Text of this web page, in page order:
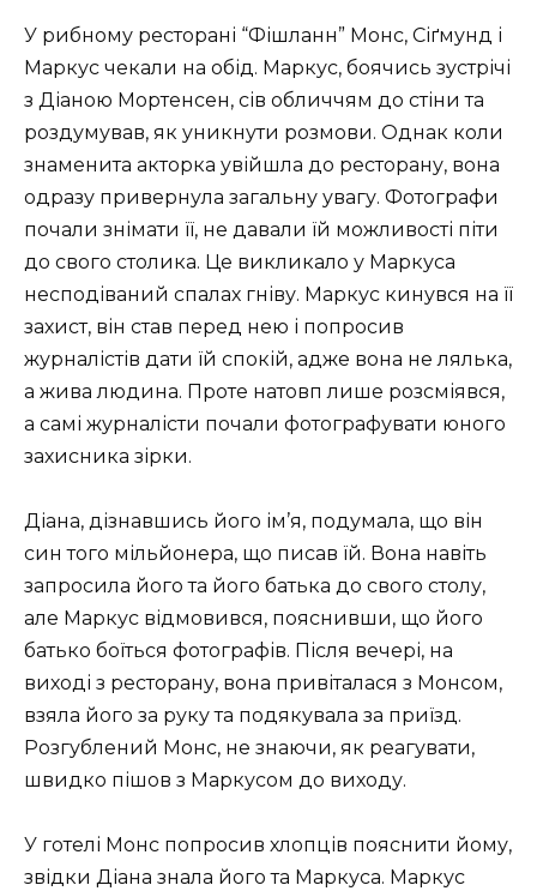
У рибному ресторані “Фішланн” Монс, Сіґмунд і
Маркус чекали на обід. Маркус, боячись зустрічі
з Діаною Мортенсен, сів обличчям до стіни та
роздумував, як уникнути розмови. Однак коли
знаменита акторка увійшла до ресторану, вона
одразу привернула загальну увагу. Фотографи
почали знімати її, не давали їй можливості піти
до свого столика. Це викликало у Маркуса
несподіваний спалах гніву. Маркус кинувся на її
захист, він став перед нею і попросив
журналістів дати їй спокій, адже вона не лялька,
а жива людина. Проте натовп лише розсміявся,
а самі журналісти почали фотографувати юного
захисника зірки.
Діана, дізнавшись його ім’я, подумала, що він
син того мільйонера, що писав їй. Вона навіть
запросила його та його батька до свого столу,
але Маркус відмовився, пояснивши, що його
батько боїться фотографів. Після вечері, на
виході з ресторану, вона привіталася з Монсом,
взяла його за руку та подякувала за приїзд.
Розгублений Монс, не знаючи, як реагувати,
швидко пішов з Маркусом до виходу.
У готелі Монс попросив хлопців пояснити йому,
звідки Діана знала його та Маркуса. Маркус